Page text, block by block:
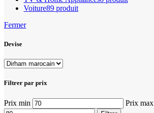
Voiture89 produit
Fermer
Devise
Filtrer par prix
Prix min Prix max